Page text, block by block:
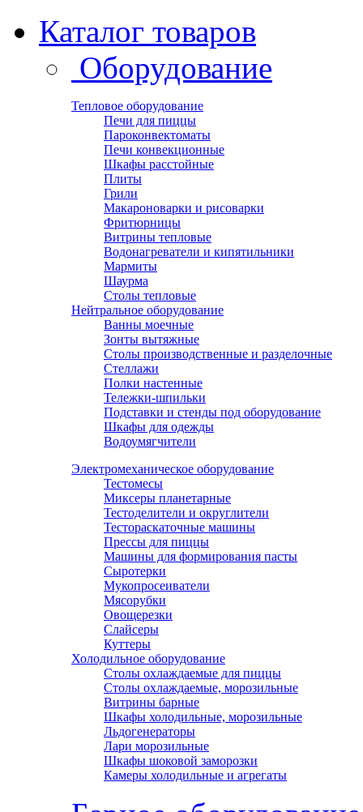
Каталог товаров
Оборудование
Тепловое оборудование
Печи для пиццы
Пароконвектоматы
Печи конвекционные
Шкафы расстойные
Плиты
Грили
Макароноварки и рисоварки
Фритюрницы
Витрины тепловые
Водонагреватели и кипятильники
Мармиты
Шаурма
Столы тепловые
Нейтральное оборудование
Ванны моечные
Зонты вытяжные
Столы производственные и разделочные
Стеллажи
Полки настенные
Тележки-шпильки
Подставки и стенды под оборудование
Шкафы для одежды
Водоумягчители
Электромеханическое оборудование
Тестомесы
Миксеры планетарные
Тестоделители и округлители
Тестораскаточные машины
Прессы для пиццы
Машины для формирования пасты
Сыротерки
Мукопросеиватели
Мясорубки
Овощерезки
Слайсеры
Куттеры
Холодильное оборудование
Столы охлаждаемые для пиццы
Столы охлаждаемые, морозильные
Витрины барные
Шкафы холодильные, морозильные
Льдогенераторы
Лари морозильные
Шкафы шоковой заморозки
Камеры холодильные и агрегаты